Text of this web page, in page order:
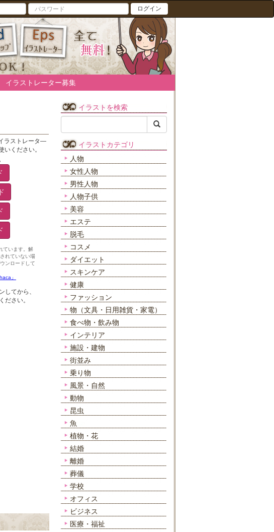
ログイン
イラストレーター募集
ラストレータ―
ください。
してから、
ださい。
イラストを検索
イラストカテゴリ
人物
女性人物
男性人物
人物子供
美容
エステ
脱毛
コスメ
ダイエット
スキンケア
健康
ファッション
物（文具・日用雑貨・家電）
食べ物・飲み物
インテリア
施設・建物
街並み
乗り物
風景・自然
動物
昆虫
魚
植物・花
結婚
離婚
葬儀
学校
オフィス
ビジネス
医療・福祉